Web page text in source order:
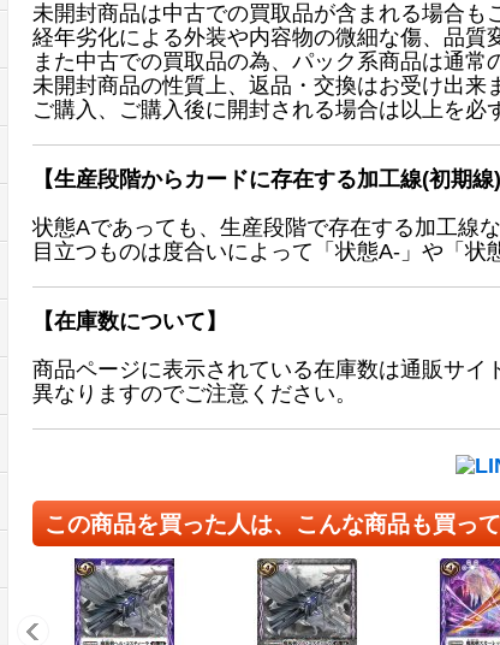
未開封商品は中古での買取品が含まれる場合も
経年劣化による外装や内容物の微細な傷、品質
また中古での買取品の為、パック系商品は通常
未開封商品の性質上、返品・交換はお受け出来
ご購入、ご購入後に開封される場合は以上を必
【生産段階からカードに存在する加工線(初期線)
状態Aであっても、生産段階で存在する加工線
目立つものは度合いによって「状態A-」や「状
【在庫数について】
商品ページに表示されている在庫数は通販サ
異なりますのでご注意ください。
この商品を買った人は、こんな商品も買っ